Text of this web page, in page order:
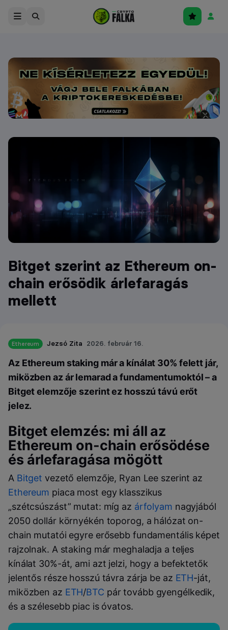
Bitget szerint az Ethereum on-
chain erősödik árlefaragás
mellett
Ethereum Jezsó Zita 2026. február 16.
Az Ethereum staking már a kínálat 30% felett jár,
miközben az ár lemarad a fundamentumoktól – a
Bitget elemzője szerint ez hosszú távú erőt
jelez.
Bitget elemzés: mi áll az
Ethereum on-chain erősödése
és árlefaragása mögött
A Bitget vezető elemzője, Ryan Lee szerint az
Ethereum piaca most egy klasszikus
„szétcsúszást” mutat: míg az árfolyam nagyjából
2050 dollár környékén toporog, a hálózat on-
chain mutatói egyre erősebb fundamentális képet
rajzolnak. A staking már meghaladja a teljes
kínálat 30%-át, ami azt jelzi, hogy a befektetők
jelentős része hosszú távra zárja be az ETH-ját,
miközben az ETH/BTC pár tovább gyengélkedik,
és a szélesebb piac is óvatos.